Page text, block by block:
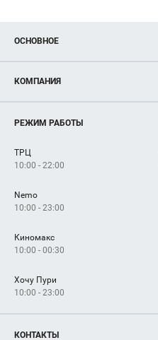
ОСНОВНОЕ
Новости
Магазины
Услуги
КОМПАНИЯ
Рекламодателям
Как добраться
РЕЖИМ РАБОТЫ
ТРЦ
10:00 - 22:00
Nemo
10:00 - 23:00
Киномакс
10:00 - 00:30
Хочу Пури
10:00 - 23:00
КОНТАКТЫ